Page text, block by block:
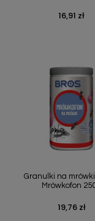
Cena
16,91 zł
Granulki na mrówki
Mrówkofon
Cena
19,76 zł